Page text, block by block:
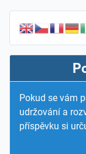
Pokud se vám
udržování a
příspěvku si